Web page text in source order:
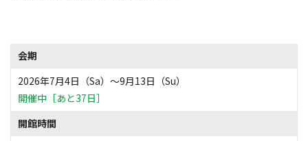
会期
2026年7月4日（Sa）〜9月13日（Su）
開催中［あと37日］
開館時間